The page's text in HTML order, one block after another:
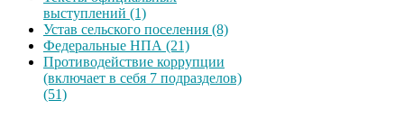
выступлений (1)
Устав сельского поселения (8)
Федеральные НПА (21)
Противодействие коррупции
(включает в себя 7 подразделов)
(51)